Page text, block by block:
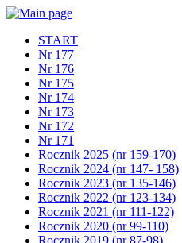
START
Nr 177
Nr 176
Nr 175
Nr 174
Nr 173
Nr 172
Nr 171
Rocznik 2025 (nr 159-170)
Rocznik 2024 (nr 147- 158)
Rocznik 2023 (nr 135-146)
Rocznik 2022 (nr 123-134)
Rocznik 2021 (nr 111-122)
Rocznik 2020 (nr 99-110)
Rocznik 2019 (nr 87-98)